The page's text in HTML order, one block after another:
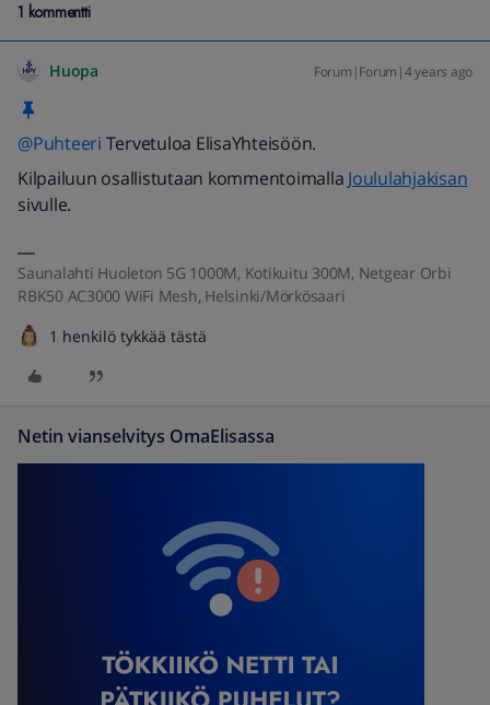
1 kommentti
Huopa Forum|Forum|4 years ago
@Puhteeri Tervetuloa ElisaYhteisöön.
Kilpailuun osallistutaan kommentoimalla Joululahjakisan
sivulle.
Saunalahti Huoleton 5G 1000M, Kotikuitu 300M, Netgear Orbi
RBK50 AC3000 WiFi Mesh, Helsinki/Mörkösaari
1 henkilö tykkää tästä
Netin vianselvitys OmaElisassa